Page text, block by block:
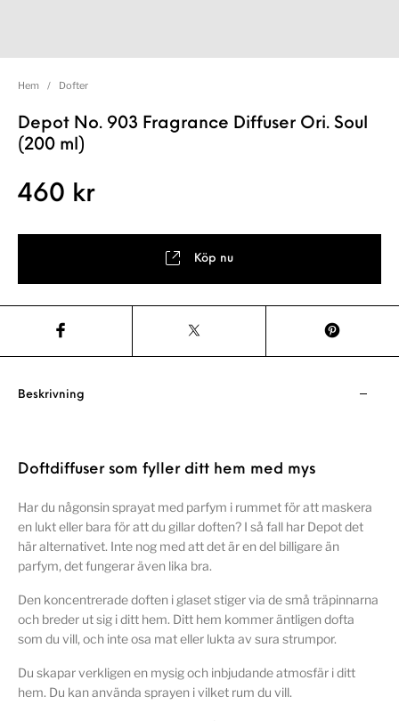
Hem / Dofter
Depot No. 903 Fragrance Diffuser Ori. Soul
(200 ml)
460 kr
Köp nu
Beskrivning
Doftdiffuser som fyller ditt hem med mys
Har du någonsin sprayat med parfym i rummet för att maskera
en lukt eller bara för att du gillar doften? I så fall har Depot det
här alternativet. Inte nog med att det är en del billigare än
parfym, det fungerar även lika bra.
Den koncentrerade doften i glaset stiger via de små träpinnarna
och breder ut sig i ditt hem. Ditt hem kommer äntligen dofta
som du vill, och inte osa mat eller lukta av sura strumpor.
Du skapar verkligen en mysig och inbjudande atmosfär i ditt
hem. Du kan använda sprayen i vilket rum du vill.